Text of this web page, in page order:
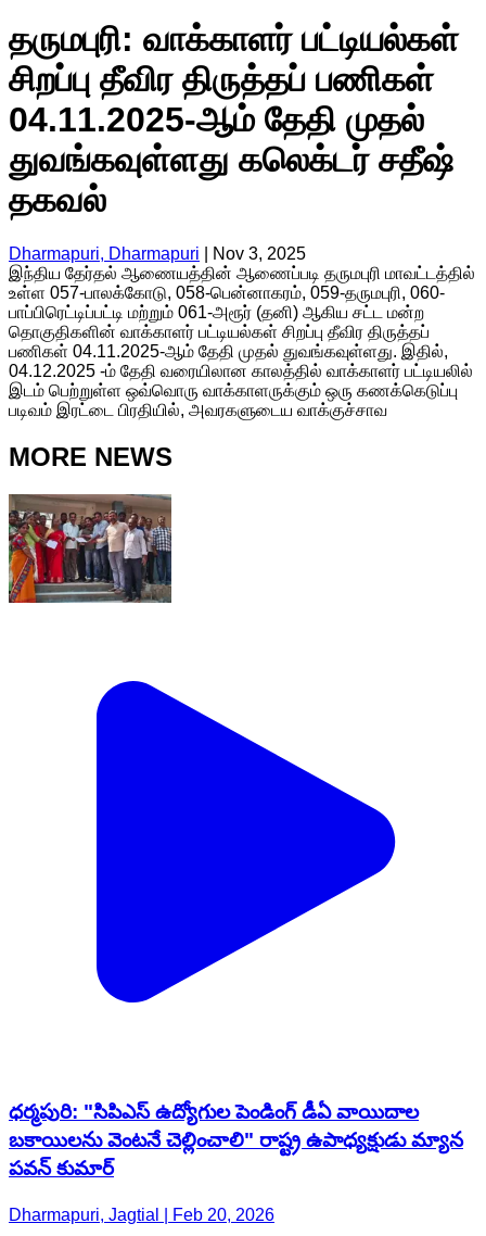
தருமபுரி: வாக்காளர் பட்டியல்கள்
சிறப்பு தீவிர திருத்தப் பணிகள்
04.11.2025-ஆம் தேதி முதல்
துவங்கவுள்ளது கலெக்டர் சதீஷ்
தகவல்
Dharmapuri, Dharmapuri
Nov 3, 2025
இந்திய தேர்தல் ஆணையத்தின் ஆணைப்படி தருமபுரி மாவட்டத்தில்
உள்ள 057-பாலக்கோடு, 058-பென்னாகரம், 059-தருமபுரி, 060-
பாப்பிரெட்டிப்பட்டி மற்றும் 061-அரூர் (தனி) ஆகிய சட்ட மன்ற
தொகுதிகளின் வாக்காளர் பட்டியல்கள் சிறப்பு தீவிர திருத்தப்
பணிகள் 04.11.2025-ஆம் தேதி முதல் துவங்கவுள்ளது. இதில்,
04.12.2025 -ம் தேதி வரையிலான காலத்தில் வாக்காளர் பட்டியலில்
இடம் பெற்றுள்ள ஒவ்வொரு வாக்காளருக்கும் ஒரு கணக்கெடுப்பு
படிவம் இரட்டை பிரதியில், அவரகளுடைய வாக்குச்சாவ
MORE NEWS
ధర్మపురి: "సిపిఎస్ ఉద్యోగుల పెండింగ్ డీఏ వాయిదాల
బకాయిలను వెంటనే చెల్లించాలి" రాష్ట్ర ఉపాధ్యక్షుడు మ్యాన
పవన్ కుమార్
Dharmapuri, Jagtial | Feb 20, 2026